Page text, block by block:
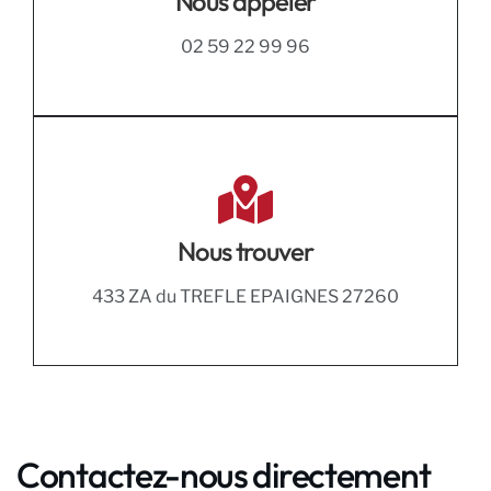
02 59 22 99 96
Nous trouver
433 ZA du TREFLE EPAIGNES 27260
Contactez-nous directement